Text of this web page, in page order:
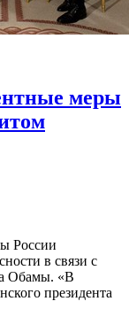
меры
России
в связи с
Обамы. «В
президента